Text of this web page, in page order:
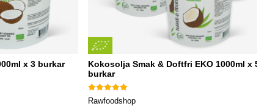
x 3 burkar
Kokosolja Smak & Doftfri EKO 1000ml x 5
burkar
Rawfoodshop